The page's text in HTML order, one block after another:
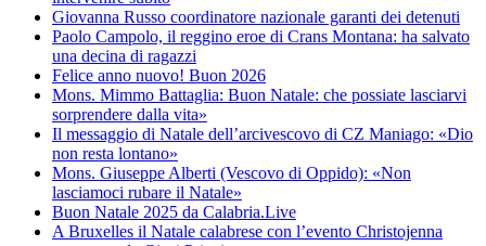
Giovanna Russo coordinatore nazionale garanti dei detenuti
Paolo Campolo, il reggino eroe di Crans Montana: ha salvato
una decina di ragazzi
Felice anno nuovo! Buon 2026
Mons. Mimmo Battaglia: Buon Natale: che possiate lasciarvi
sorprendere dalla vita»
Il messaggio di Natale dell’arcivescovo di CZ Maniago: «Dio
non resta lontano»
Mons. Giuseppe Alberti (Vescovo di Oppido): «Non
lasciamoci rubare il Natale»
Buon Natale 2025 da Calabria.Live
A Bruxelles il Natale calabrese con l’evento Christojenna